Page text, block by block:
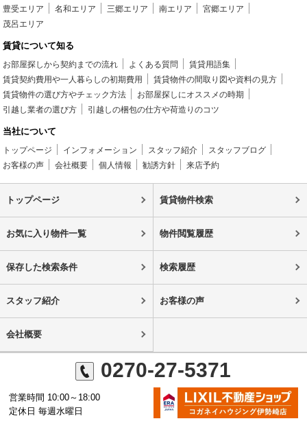
豊受エリア
名和エリア 三郷エリア 南エリア
宮郷エリア
茂呂エリア
賃貸について知る
お部屋探しから契約までの流れ よくある質問
賃貸用語集
賃貸契約費用や一人暮らしの初期費用
賃貸物件の間取り図や資料の見方
賃貸物件の選び方やチェック方法
お部屋探しにオススメの時期
引越し業者の選び方
引越しの梱包の仕方や荷造りのコツ
当社について
トップページ インフォメーション スタッフ紹介
スタッフブログ
お客様の声
会社概要 個人情報 勧誘方針 来店予約
トップページ 賃貸物件検索
お気に入り物件一覧 物件閲覧履歴
保存した検索条件 検索履歴
スタッフ紹介 お客様の声
会社概要
0270-27-5371
営業時間 10:00～18:00
定休日 毎週水曜日